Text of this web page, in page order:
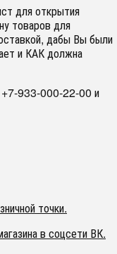
для открытия
товаров для
дабы Вы были
и КАК должна
+7-933-000-22-00 и
точки.
в соцсети ВК.